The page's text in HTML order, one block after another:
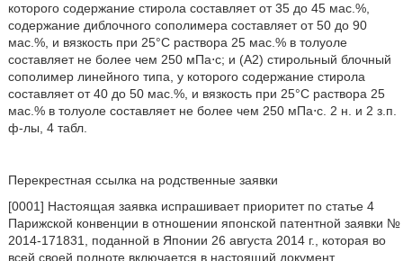
которого содержание стирола составляет от 35 до 45 мас.%,
содержание диблочного сополимера составляет от 50 до 90
мас.%, и вязкость при 25°C раствора 25 мас.% в толуоле
составляет не более чем 250 мПа⋅с; и (A2) стирольный блочный
сополимер линейного типа, у которого содержание стирола
составляет от 40 до 50 мас.%, и вязкость при 25°C раствора 25
мас.% в толуоле составляет не более чем 250 мПа⋅с. 2 н. и 2 з.п.
ф-лы, 4 табл.
Перекрестная ссылка на родственные заявки
[0001] Настоящая заявка испрашивает приоритет по статье 4
Парижской конвенции в отношении японской патентной заявки №
2014-171831, поданной в Японии 26 августа 2014 г., которая во
всей своей полноте включается в настоящий документ